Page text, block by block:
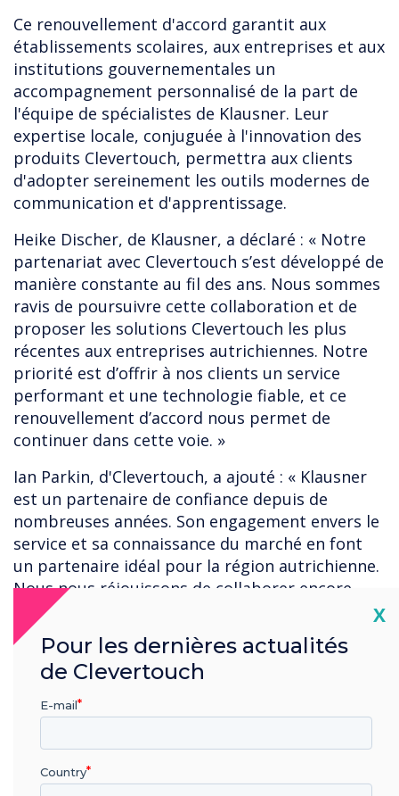
Ce renouvellement d'accord garantit aux
établissements scolaires, aux entreprises et aux
institutions gouvernementales un
accompagnement personnalisé de la part de
l'équipe de spécialistes de Klausner. Leur
expertise locale, conjuguée à l'innovation des
produits Clevertouch, permettra aux clients
d'adopter sereinement les outils modernes de
communication et d'apprentissage.
Heike Discher, de Klausner, a déclaré : « Notre
partenariat avec Clevertouch s’est développé de
manière constante au fil des ans. Nous sommes
ravis de poursuivre cette collaboration et de
proposer les solutions Clevertouch les plus
récentes aux entreprises autrichiennes. Notre
priorité est d’offrir à nos clients un service
performant et une technologie fiable, et ce
renouvellement d’accord nous permet de
continuer dans cette voie. »
Ian Parkin, d'Clevertouch, a ajouté : « Klausner
est un partenaire de confiance depuis de
nombreuses années. Son engagement envers le
service et sa connaissance du marché en font
un partenaire idéal pour la région autrichienne.
Nous nous réjouissons de collaborer encore
plus étroitement avec Klausner à mesure que
nous développerons notre présence dans les
années à venir. »
Clevertouch, incluant la plateforme et les
gamme Pro Series 3 et le tableau blanc Lynx.
X
Pour les dernières actualités
de Clevertouch
E-mail
Country